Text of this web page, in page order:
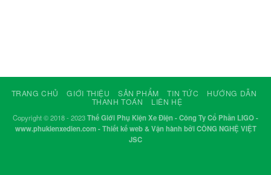
TRANG CHỦ GIỚI THIỆU SẢN PHẨM TIN TỨC
HƯỚNG DẪN
THANH TOÁN
LIÊN HỆ
Copyright © 2018 - 2023Thế Giới Phụ Kiện Xe Điện - Công Ty Cổ Phần LIGO -
www.phukienxedien.com - Thiết kế web & Vận hành bởi CÔNG NGHỆ VIỆT
JSC